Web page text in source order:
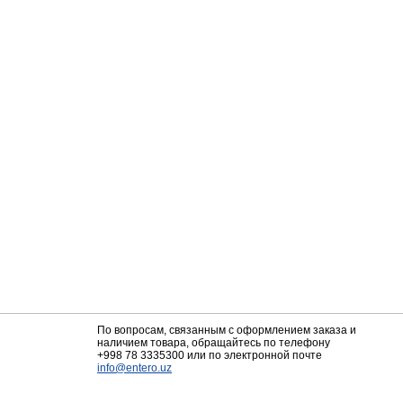
По вопросам, связанным с оформлением заказа и
наличием товара, обращайтесь по телефону
+998 78 3335300 или по электронной почте
info@entero.uz